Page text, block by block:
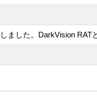
ました。DarkVision